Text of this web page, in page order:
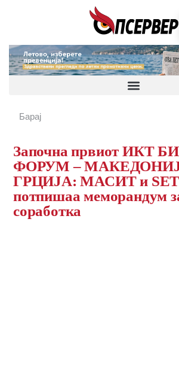
Започна првиот ИКТ
ФОРУМ –
ГРЦИЈА: МАСИТ и
потпишаа меморандум
соработка